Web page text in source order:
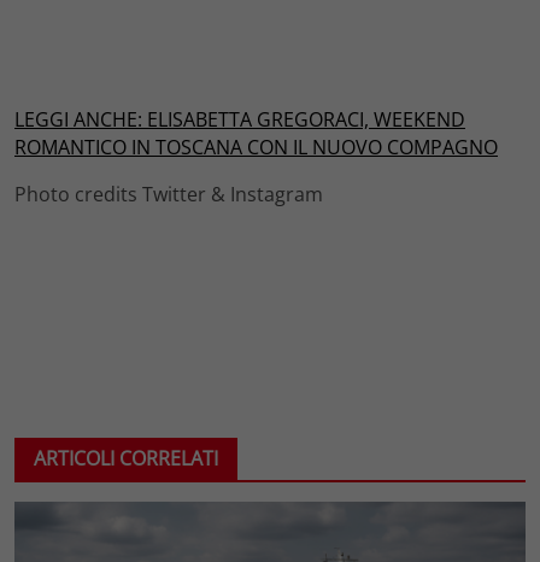
LEGGI ANCHE: ELISABETTA GREGORACI, WEEKEND
ROMANTICO IN TOSCANA CON IL NUOVO COMPAGNO
Photo credits Twitter & Instagram
ARTICOLI CORRELATI